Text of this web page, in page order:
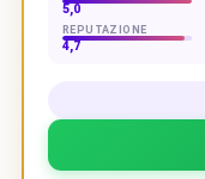
5,0
REPUTAZIONE
4,7